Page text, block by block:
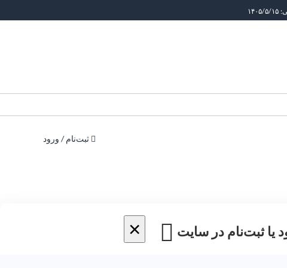
۵/۱۵
ثبت‌نام / ورود
× یا ثبت‌نام در سایت